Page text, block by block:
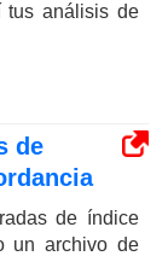
tus análisis de
de
de índice
un archivo de